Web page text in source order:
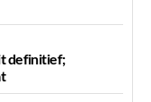
definitief;